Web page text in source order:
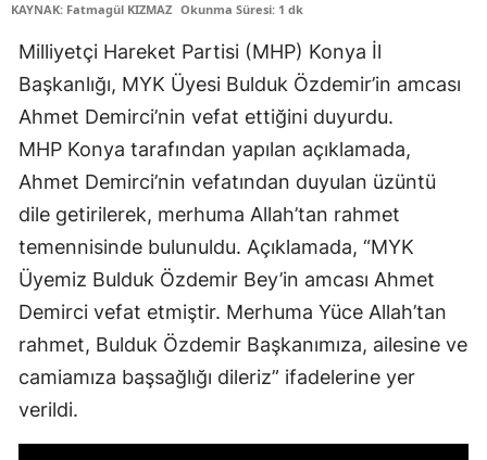
Diyarbakır
Edirne
Elazığ
Erzincan
Erzurum
Eskişehir
Gaziantep
Giresun
Hakkari
KAYNAK: Fatmagül KIZMAZ Okunma Süresi: 1 dk
Milliyetçi Hareket Partisi (MHP) Konya İl
Başkanlığı, MYK Üyesi Bulduk Özdemir’in amcası
Ahmet Demirci’nin vefat ettiğini duyurdu.
MHP Konya tarafından yapılan açıklamada,
Ahmet Demirci’nin vefatından duyulan üzüntü
dile getirilerek, merhuma Allah’tan rahmet
temennisinde bulunuldu. Açıklamada, “MYK
Üyemiz Bulduk Özdemir Bey’in amcası Ahmet
Demirci vefat etmiştir. Merhuma Yüce Allah’tan
rahmet, Bulduk Özdemir Başkanımıza, ailesine ve
camiamıza başsağlığı dileriz” ifadelerine yer
verildi.